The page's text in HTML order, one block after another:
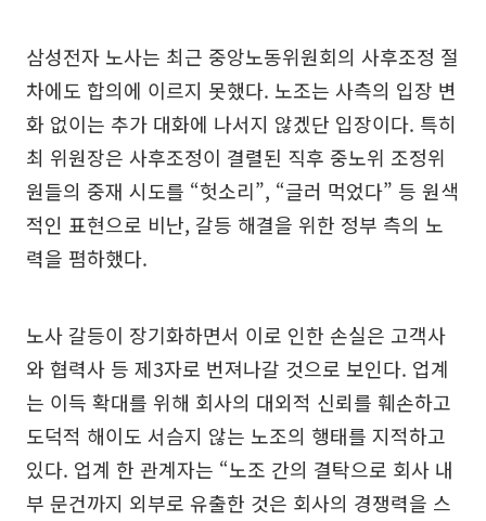
삼성전자 노사는 최근 중앙노동위원회의 사후조정 절
차에도 합의에 이르지 못했다. 노조는 사측의 입장 변
화 없이는 추가 대화에 나서지 않겠단 입장이다. 특히
최 위원장은 사후조정이 결렬된 직후 중노위 조정위
원들의 중재 시도를 “헛소리”, “글러 먹었다” 등 원색
적인 표현으로 비난, 갈등 해결을 위한 정부 측의 노
력을 폄하했다.
노사 갈등이 장기화하면서 이로 인한 손실은 고객사
와 협력사 등 제3자로 번져나갈 것으로 보인다. 업계
는 이득 확대를 위해 회사의 대외적 신뢰를 훼손하고
도덕적 해이도 서슴지 않는 노조의 행태를 지적하고
있다. 업계 한 관계자는 “노조 간의 결탁으로 회사 내
부 문건까지 외부로 유출한 것은 회사의 경쟁력을 스